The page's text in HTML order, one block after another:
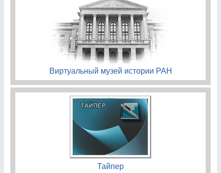
Виртуальный музей истории РАН
Тайпер